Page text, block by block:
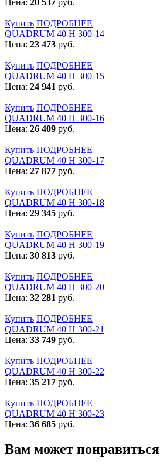
Цена: 20 537 руб.
Купить ПОДРОБНЕЕ
QUADRUM 40 H 300-14
Цена: 23 473 руб.
Купить ПОДРОБНЕЕ
QUADRUM 40 H 300-15
Цена: 24 941 руб.
Купить ПОДРОБНЕЕ
QUADRUM 40 H 300-16
Цена: 26 409 руб.
Купить ПОДРОБНЕЕ
QUADRUM 40 H 300-17
Цена: 27 877 руб.
Купить ПОДРОБНЕЕ
QUADRUM 40 H 300-18
Цена: 29 345 руб.
Купить ПОДРОБНЕЕ
QUADRUM 40 H 300-19
Цена: 30 813 руб.
Купить ПОДРОБНЕЕ
QUADRUM 40 H 300-20
Цена: 32 281 руб.
Купить ПОДРОБНЕЕ
QUADRUM 40 H 300-21
Цена: 33 749 руб.
Купить ПОДРОБНЕЕ
QUADRUM 40 H 300-22
Цена: 35 217 руб.
Купить ПОДРОБНЕЕ
QUADRUM 40 H 300-23
Цена: 36 685 руб.
Вам может понравиться